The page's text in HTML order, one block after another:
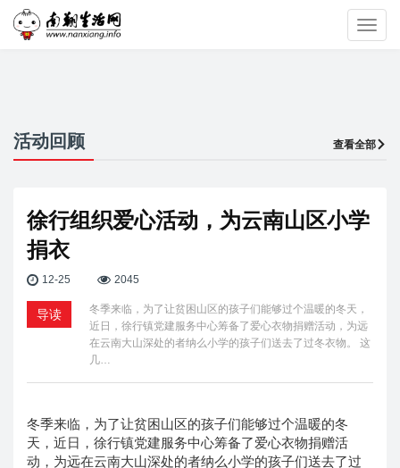
活动回顾 查看全部
徐行组织爱心活动，为云南山区小学
捐衣
12-25 2045
导读
冬季来临，为了让贫困山区的孩子们能够过个温暖的冬天，
近日，徐行镇党建服务中心筹备了爱心衣物捐赠活动，为远
在云南大山深处的者纳么小学的孩子们送去了过冬衣物。 这
几…
冬季来临，为了让贫困山区的孩子们能够过个温暖的冬
天，近日，徐行镇党建服务中心筹备了爱心衣物捐赠活
动，为远在云南大山深处的者纳么小学的孩子们送去了过